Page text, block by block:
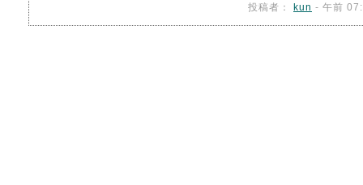
投稿者： kun - 午前